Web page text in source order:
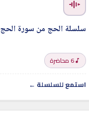
سلسلة الحج من سورة الحج
6 محاضرة
استمع للسلسلة ←